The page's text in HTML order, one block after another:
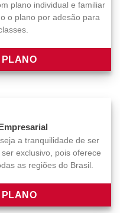
plano individual e familiar
o plano por adesão para
PLANO
a tranquilidade de ser
exclusivo, pois oferece
as regiões do Brasil.
PLANO